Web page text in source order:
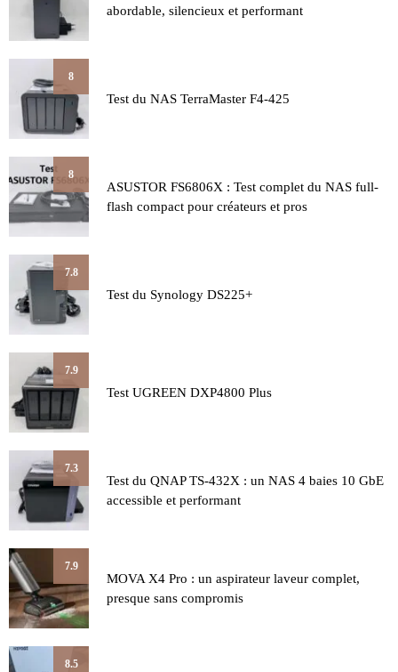
abordable, silencieux et performant
8
Test du NAS TerraMaster F4-425
8
ASUSTOR FS6806X : Test complet du NAS full-
flash compact pour créateurs et pros
7.8
Test du Synology DS225+
7.9
Test UGREEN DXP4800 Plus
7.3
Test du QNAP TS-432X : un NAS 4 baies 10 GbE
accessible et performant
7.9
MOVA X4 Pro : un aspirateur laveur complet,
presque sans compromis
8.5